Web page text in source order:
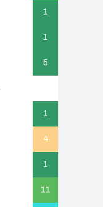
1
1
5
1
4
1
11